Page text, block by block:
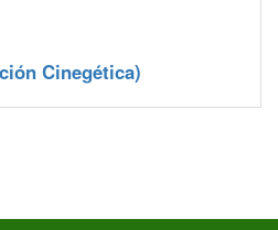
Cinegética)